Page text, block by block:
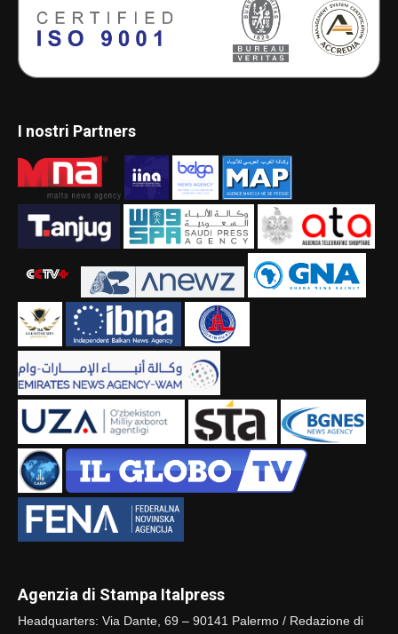
I nostri Partners
Agenzia di Stampa Italpress
Headquarters: Via Dante, 69 – 90141 Palermo / Redazione di